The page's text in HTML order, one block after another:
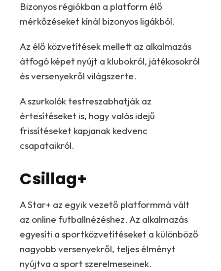
Bizonyos régiókban a platform élő
mérkőzéseket kínál bizonyos ligákból.
Az élő közvetítések mellett az alkalmazás
átfogó képet nyújt a klubokról, játékosokról
és versenyekről világszerte.
A szurkolók testreszabhatják az
értesítéseket is, hogy valós idejű
frissítéseket kapjanak kedvenc
csapataikról.
Csillag+
A Star+ az egyik vezető platformmá vált
az online futballnézéshez. Az alkalmazás
egyesíti a sportközvetítéseket a különböző
nagyobb versenyekről, teljes élményt
nyújtva a sport szerelmeseinek.